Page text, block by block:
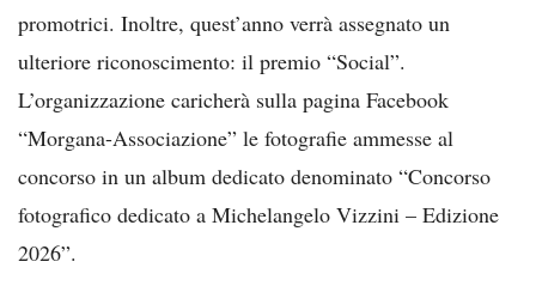
promotrici. Inoltre, quest’anno verrà assegnato un
ulteriore riconoscimento: il premio “Social”.
L’organizzazione caricherà sulla pagina Facebook
“Morgana-Associazione” le fotografie ammesse al
concorso in un album dedicato denominato “Concorso
fotografico dedicato a Michelangelo Vizzini – Edizione
2026”.